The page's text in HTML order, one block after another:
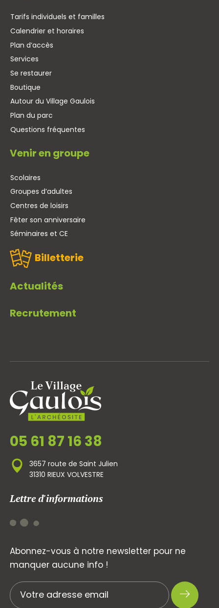
Tarifs individuels et familles
Calendrier et horaires
Plan d’accès
Services
Se restaurer
Boutique
Autour du Village Gaulois
Plan du parc
Questions fréquentes
Venir en groupe
Scolaires
Groupes d’adultes
Centres de loisirs
Fêter son anniversaire
Séminaires et CE
Billetterie
Actualités
Recrutement
05 61 87 16 38
3657 route de Saint Julien
31310 RIEUX VOLVESTRE
Lettre d'informations
Abonnez-vous à notre newsletter pour ne
manquer aucune info !